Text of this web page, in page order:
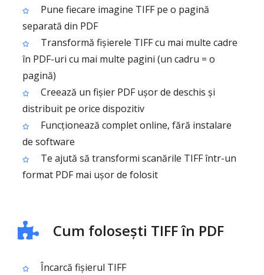
Pune fiecare imagine TIFF pe o pagină
separată din PDF
Transformă fișierele TIFF cu mai multe cadre
în PDF-uri cu mai multe pagini (un cadru = o
pagină)
Creează un fișier PDF ușor de deschis și
distribuit pe orice dispozitiv
Funcționează complet online, fără instalare
de software
Te ajută să transformi scanările TIFF într-un
format PDF mai ușor de folosit
Cum folosești TIFF în PDF
Încarcă fișierul TIFF